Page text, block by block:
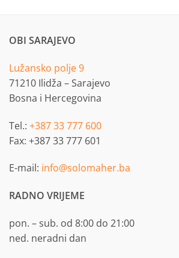
OBI SARAJEVO
Lužansko polje 9
71210 Ilidža – Sarajevo
Bosna i Hercegovina
Tel.: +387 33 777 600
Fax: +387 33 777 601
E-mail: info@solomaher.ba
RADNO VRIJEME
pon. – sub. od 8:00 do 21:00
ned. neradni dan